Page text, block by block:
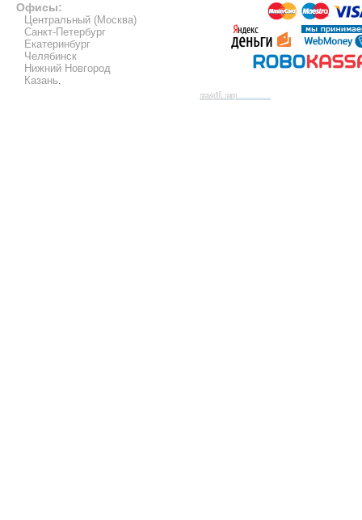
Офисы:
Центральный (Москва)
Санкт-Петербург
Екатеринбург
Челябинск
Нижний Новгород
Казань.